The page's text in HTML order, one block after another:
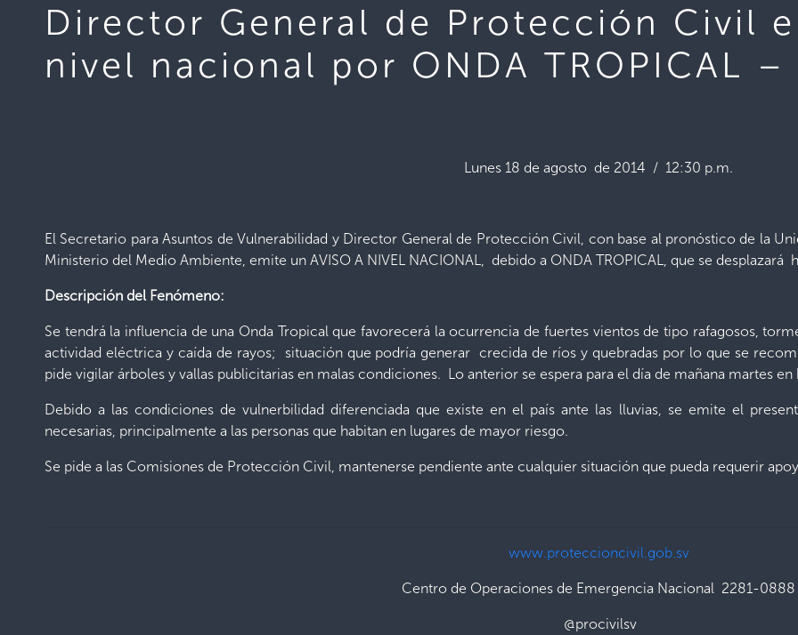
Director General de Protección Civil
nivel nacional por ONDA TROPICAL
Lunes 18 de agosto de 2014 / 12:30 p.m.
El Secretario para Asuntos de Vulnerabilidad y Director General de Protección Civil, con base al pronóstico de la
Ministerio del Medio Ambiente, emite un AVISO A NIVEL NACIONAL, debido a ONDA TROPICAL, que se
Descripción del Fenómeno:
Se tendrá la influencia de una Onda Tropical que favorecerá la ocurrencia de fuertes vientos de tipo rafagosos,
actividad eléctrica y caída de rayos; situación que podría generar crecida de ríos y quebradas por lo que se
pide vigilar árboles y vallas publicitarias en malas condiciones. Lo anterior se espera para el día de mañana martes en
Debido a las condiciones de vulnerbilidad diferenciada que existe en el país ante las lluvias, se emite el
necesarias, principalmente a las personas que habitan en lugares de mayor riesgo.
Se pide a las Comisiones de Protección Civil, mantenerse pendiente ante cualquier situación que pueda requerir
www.proteccioncivil.gob.sv
Centro de Operaciones de Emergencia Nacional 2281-0888
@procivilsv